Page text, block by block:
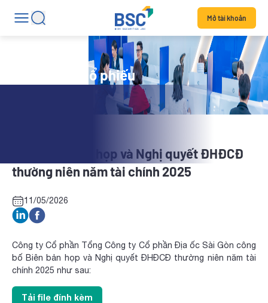
Mở tài khoản
Tin tức mã cổ phiếu
SGR: Biên bản họp và Nghị quyết ĐHĐCĐ
thường niên năm tài chính 2025
11/05/2026
Công ty Cổ phần Tổng Công ty Cổ phần Địa ốc Sài Gòn công
bố Biên bản họp và Nghị quyết ĐHĐCĐ thường niên năm tài
chính 2025 như sau:
Tải file đính kèm